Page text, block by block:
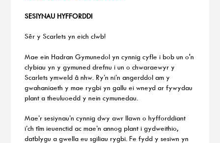
SESIYNAU HYFFORDDI
Sêr y Scarlets yn eich clwb!
Mae ein Hadran Gymunedol yn cynnig cyfle i bob un o'n
clybiau yn y gymuned drefnu i un o chwaraewyr y
Scarlets ymweld â nhw. Ry’n ni’n angerddol am y
gwahaniaeth y mae rygbi yn gallu ei wneyd ar fywydau
plant a theuluoedd y nein cymunedau.
Mae’r sesiynau’n cynnig dwy awr llawn o hyfforddiant
i’ch tîm ieuenctid ac mae’n annog plant i gydweithio,
datblygu a gwella eu sgiliau rygbi. Fe fydd y sesiwn yn